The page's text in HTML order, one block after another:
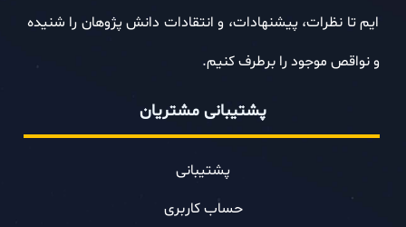
ایم تا نظرات، پیشنهادات، و انتقادات دانش پژوهان را شنیده
و نواقص موجود را برطرف کنیم.
پشتیبانی مشتریان
پشتیبانی
حساب کاربری